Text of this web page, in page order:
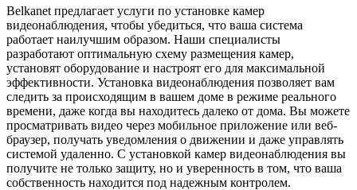
Belkanet предлагает услуги по установке камер
видеонаблюдения, чтобы убедиться, что ваша система
работает наилучшим образом. Наши специалисты
разработают оптимальную схему размещения камер,
установят оборудование и настроят его для максимальной
эффективности. Установка видеонаблюдения позволяет вам
следить за происходящим в вашем доме в режиме реального
времени, даже когда вы находитесь далеко от дома. Вы можете
просматривать видео через мобильное приложение или веб-
браузер, получать уведомления о движении и даже управлять
системой удаленно. С установкой камер видеонаблюдения вы
получите не только защиту, но и уверенность в том, что ваша
собственность находится под надежным контролем.